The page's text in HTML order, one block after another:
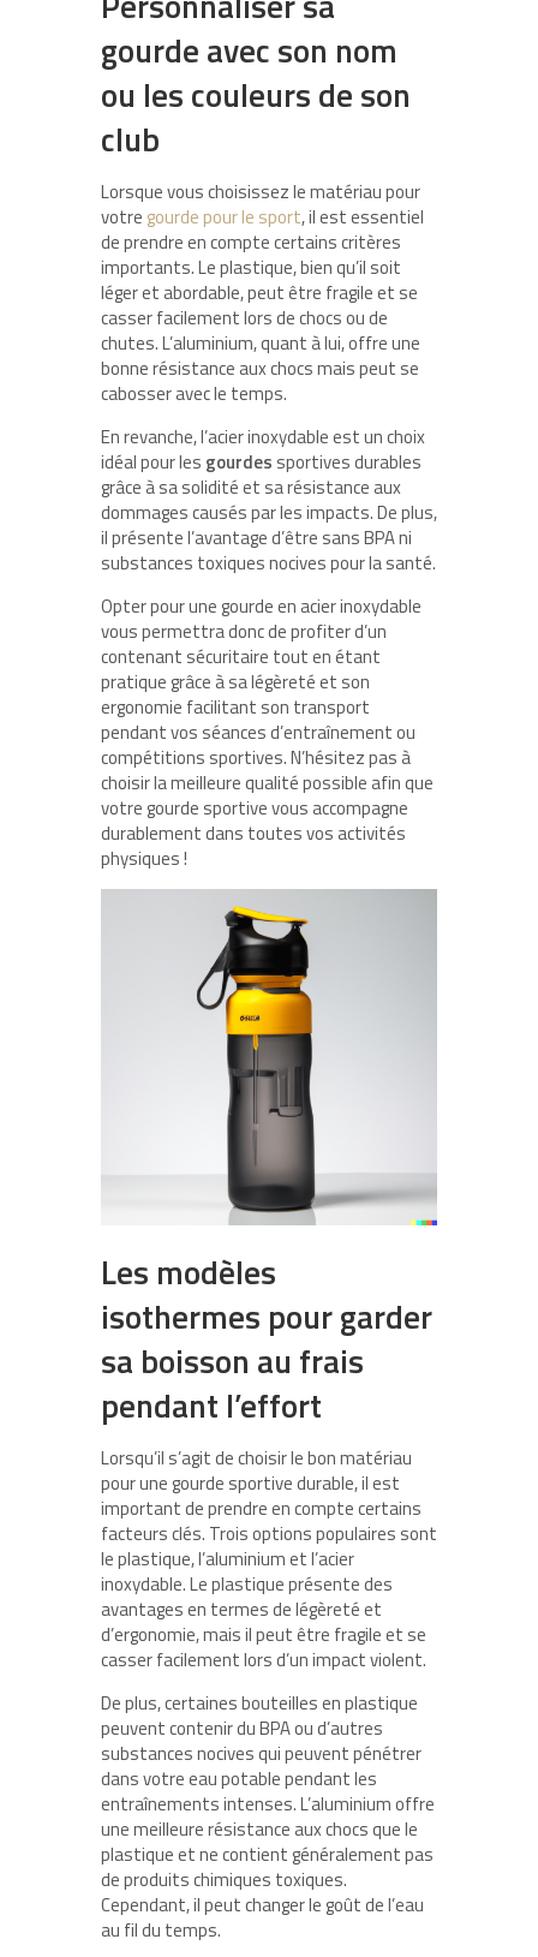
gourde avec son nom
ou les couleurs de son
club
Lorsque vous choisissez le matériau pour
votre gourde pour le sport, il est essentiel
de prendre en compte certains critères
importants. Le plastique, bien qu’il soit
léger et abordable, peut être fragile et se
casser facilement lors de chocs ou de
chutes. L’aluminium, quant à lui, offre une
bonne résistance aux chocs mais peut se
cabosser avec le temps.
En revanche, l’acier inoxydable est un choix
idéal pour les gourdes sportives durables
grâce à sa solidité et sa résistance aux
dommages causés par les impacts. De plus,
il présente l’avantage d’être sans BPA ni
substances toxiques nocives pour la santé.
Opter pour une gourde en acier inoxydable
vous permettra donc de profiter d’un
contenant sécuritaire tout en étant
pratique grâce à sa légèreté et son
ergonomie facilitant son transport
pendant vos séances d’entraînement ou
compétitions sportives. N’hésitez pas à
choisir la meilleure qualité possible afin que
votre gourde sportive vous accompagne
durablement dans toutes vos activités
physiques !
Les modèles
isothermes pour garder
sa boisson au frais
pendant l’effort
Lorsqu’il s’agit de choisir le bon matériau
pour une gourde sportive durable, il est
important de prendre en compte certains
facteurs clés. Trois options populaires sont
le plastique, l’aluminium et l’acier
inoxydable. Le plastique présente des
avantages en termes de légèreté et
d’ergonomie, mais il peut être fragile et se
casser facilement lors d’un impact violent.
De plus, certaines bouteilles en plastique
peuvent contenir du BPA ou d’autres
substances nocives qui peuvent pénétrer
dans votre eau potable pendant les
entraînements intenses. L’aluminium offre
une meilleure résistance aux chocs que le
plastique et ne contient généralement pas
de produits chimiques toxiques.
Cependant, il peut changer le goût de l’eau
au fil du temps.